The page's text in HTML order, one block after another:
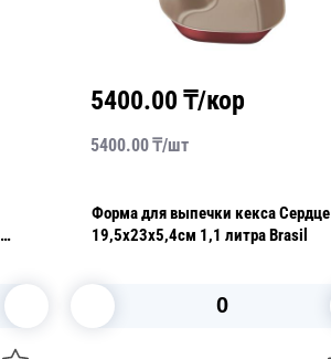
5400.00 ₸/кор
5400.00₸/шт
Форма для выпечки кекса Сердце
19,5x23x5,4см 1,1 литра Brasil